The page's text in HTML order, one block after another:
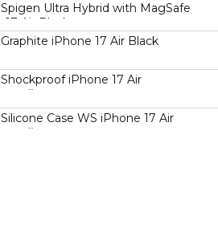
Ultra Hybrid with MagSafe
Air Black
iPhone 17 Air Black
iPhone 17 Air
Case WS iPhone 17 Air